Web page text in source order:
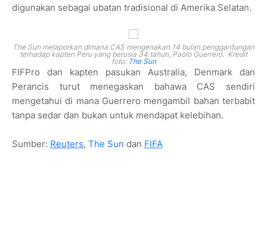
digunakan sebagai ubatan tradisional di Amerika Selatan.
The Sun melaporkan dimana CAS mengenakan 14 bulan penggantungan
terhadap kapten Peru yang berusia 34 tahun, Paolo Guerrero. Kredit
foto: The Sun
FIFPro dan kapten pasukan Australia, Denmark dan
Perancis turut menegaskan bahawa CAS sendiri
mengetahui di mana Guerrero mengambil bahan terbabit
tanpa sedar dan bukan untuk mendapat kelebihan.
Sumber: Reuters, The Sun dan FIFA